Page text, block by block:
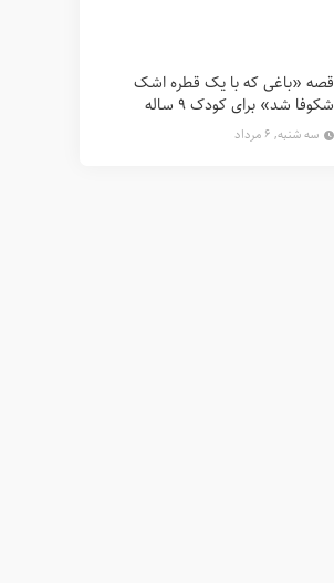
قصه «باغی که با یک قطره اشک
شکوفا شد» برای کودک ۹ ساله
سه شنبه, ۶ مرداد